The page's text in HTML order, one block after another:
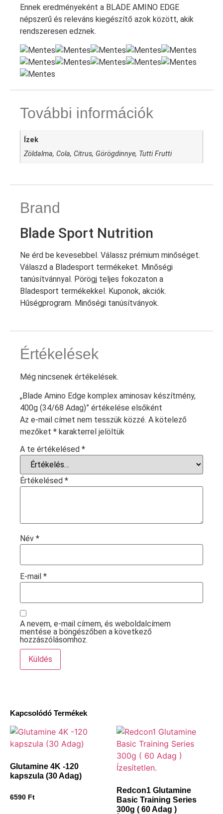
Kapcsolódó Termékek
Glutamine 4K -120
kapszula (30 Adag)
6590 Ft
Redcon1 Glutamine
Basic Training Series
300g ( 60 Adag )
Ennek eredményeként a BLADE AMINO EDGE
népszerű és releváns kiegészítő azok között, akik
rendszeresen edznek.
További információk
Ízek
Zöldalma, Cola, Citrus, Görögdinnye, Tutti Frutti
Brand
Blade Sport Nutrition
Ne érd be kevesebbel. Válassz prémium minőséget.
Válaszd a Bladesport termékeket. Minőségi
tanúsítvánnyal. Pörögj teljes fokozaton a
Bladesport termékekkel. Kuponok, akciók.
Hűségprogram. Minőségi tanúsítványok.
Értékelések
Még nincsenek értékelések.
„Blade Amino Edge komplex aminosav készítmény,
400g (34/68 Adag)” értékelése elsőként
Az e-mail címet nem tesszük közzé. A kötelező
mezőket * karakterrel jelöltük
A te értékelésed *
Értékelésed *
Név *
E-mail *
A nevem, e-mail címem, és weboldalcímem
mentése a böngészőben a következő
hozzászólásomhoz.